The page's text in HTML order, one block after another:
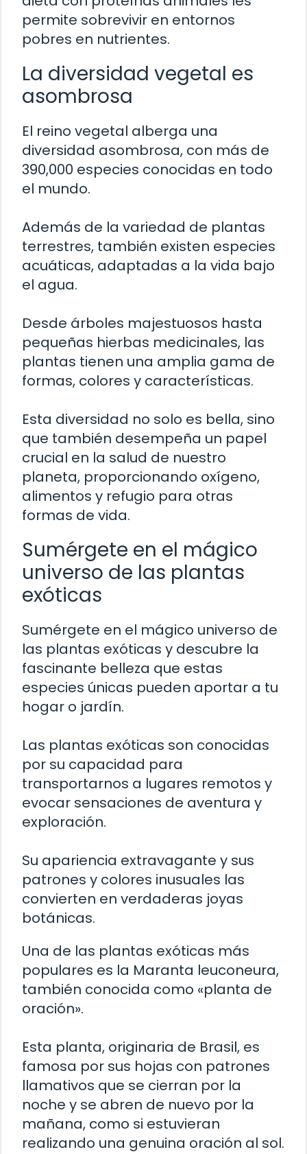
permite sobrevivir en entornos
pobres en nutrientes.
La diversidad vegetal es
asombrosa
El reino vegetal alberga una
diversidad asombrosa, con más de
390,000 especies conocidas en todo
el mundo.
Además de la variedad de plantas
terrestres, también existen especies
acuáticas, adaptadas a la vida bajo
el agua.
Desde árboles majestuosos hasta
pequeñas hierbas medicinales, las
plantas tienen una amplia gama de
formas, colores y características.
Esta diversidad no solo es bella, sino
que también desempeña un papel
crucial en la salud de nuestro
planeta, proporcionando oxígeno,
alimentos y refugio para otras
formas de vida.
Sumérgete en el mágico
universo de las plantas
exóticas
Sumérgete en el mágico universo de
las plantas exóticas y descubre la
fascinante belleza que estas
especies únicas pueden aportar a tu
hogar o jardín.
Las plantas exóticas son conocidas
por su capacidad para
transportarnos a lugares remotos y
evocar sensaciones de aventura y
exploración.
Su apariencia extravagante y sus
patrones y colores inusuales las
convierten en verdaderas joyas
botánicas.
Una de las plantas exóticas más
populares es la Maranta leuconeura,
también conocida como «planta de
oración».
Esta planta, originaria de Brasil, es
famosa por sus hojas con patrones
llamativos que se cierran por la
noche y se abren de nuevo por la
mañana, como si estuvieran
realizando una genuina oración al sol.